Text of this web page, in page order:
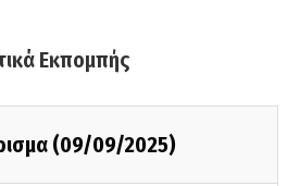
Εκπομπής
(09/09/2025)